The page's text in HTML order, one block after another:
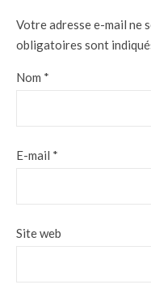
Votre adresse e-mail ne
obligatoires sont
Nom *
E-mail *
Site web